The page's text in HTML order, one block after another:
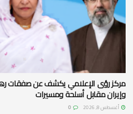
مركز رؤى الإعلامي يكشف عن صفقات
وإيران مقابل أسلحة ومسيرات
أغسطس 8, 2026